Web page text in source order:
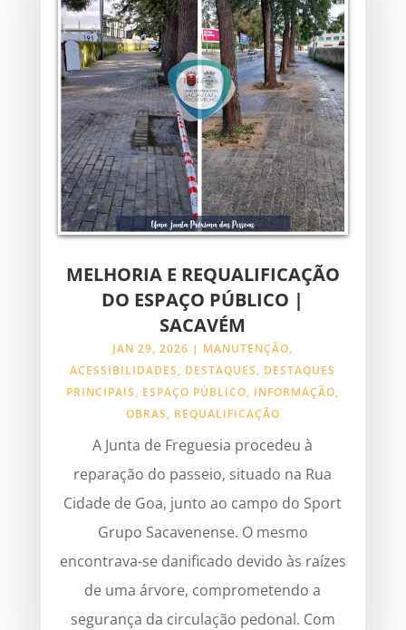
MELHORIA E REQUALIFICAÇÃO
DO ESPAÇO PÚBLICO |
SACAVÉM
JAN 29, 2026 | MANUTENÇÃO,
ACESSIBILIDADES, DESTAQUES, DESTAQUES
PRINCIPAIS, ESPAÇO PÚBLICO, INFORMAÇÃO,
OBRAS, REQUALIFICAÇÃO
A Junta de Freguesia procedeu à
reparação do passeio, situado na Rua
Cidade de Goa, junto ao campo do Sport
Grupo Sacavenense. O mesmo
encontrava-se danificado devido às raízes
de uma árvore, comprometendo a
segurança da circulação pedonal. Com